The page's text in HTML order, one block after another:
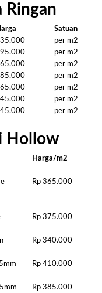
Ringan
Satuan
per m2
per m2
per m2
per m2
per m2
per m2
per m2
Hollow
Harga/m2
Rp 365.000
Rp 375.000
Rp 340.000
Rp 410.000
Rp 385.000